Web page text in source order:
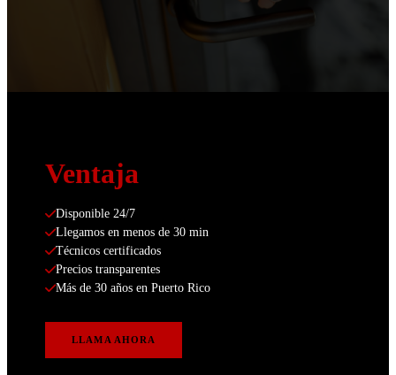
Ventaja
Disponible 24/7
Llegamos en menos de 30 min
Técnicos certificados
Precios transparentes
Más de 30 años en Puerto Rico
LLAMA AHORA